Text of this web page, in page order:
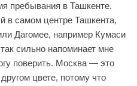
пребывания в Ташкенте.
в самом центре Ташкента,
Дагомее, например Кумаси
сильно напоминает мне
поверить. Москва — это
цвете, потому что